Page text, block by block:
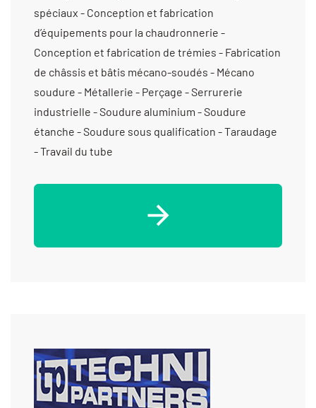
spéciaux - Conception et fabrication
d’équipements pour la chaudronnerie -
Conception et fabrication de trémies - Fabrication
de châssis et bâtis mécano-soudés - Mécano
soudure - Métallerie - Perçage - Serrurerie
industrielle - Soudure aluminium - Soudure
étanche - Soudure sous qualification - Taraudage
- Travail du tube